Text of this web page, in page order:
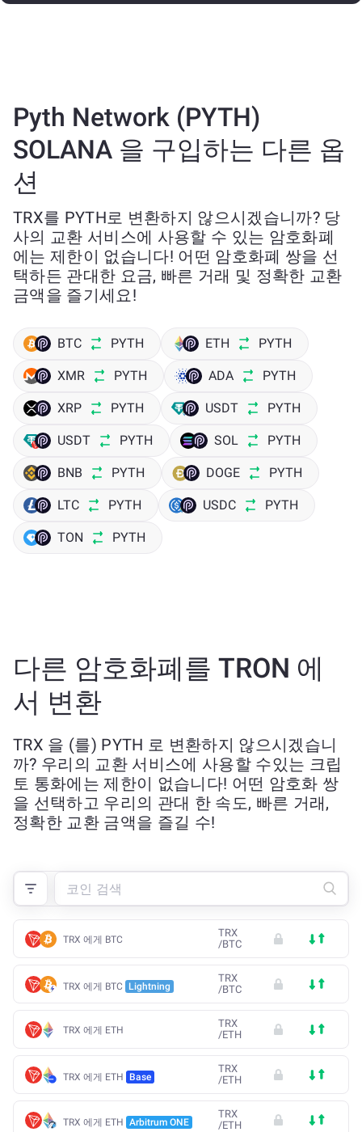
Pyth Network (PYTH)
SOLANA 을 구입하는 다른 옵
션
TRX를 PYTH로 변환하지 않으시겠습니까? 당
사의 교환 서비스에 사용할 수 있는 암호화폐
에는 제한이 없습니다! 어떤 암호화폐 쌍을 선
택하든 관대한 요금, 빠른 거래 및 정확한 교환
금액을 즐기세요!
BTC PYTH ETH PYTH
XMR PYTH ADA PYTH
XRP PYTH USDT PYTH
USDT PYTH SOL PYTH
BNB PYTH DOGE PYTH
LTC PYTH USDC PYTH
TON PYTH
다른 암호화폐를 TRON 에
서 변환
TRX 을 (를) PYTH 로 변환하지 않으시겠습니
까? 우리의 교환 서비스에 사용할 수있는 크립
토 통화에는 제한이 없습니다! 어떤 암호화 쌍
을 선택하고 우리의 관대 한 속도, 빠른 거래,
정확한 교환 금액을 즐길 수!
TRX 에게 BTC
TRX
/BTC
TRX 에게 BTC Lightning
TRX
/BTC
TRX 에게 ETH
TRX
/ETH
TRX 에게 ETH Base
TRX
/ETH
TRX 에게 ETH Arbitrum ONE
TRX
/ETH